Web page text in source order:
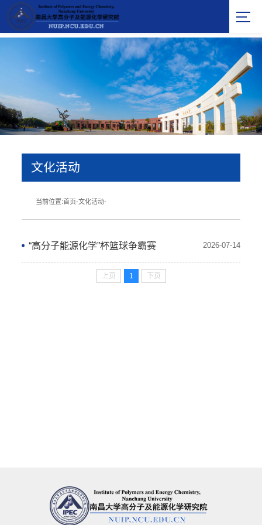
文化活动
当前位置:首页-文化活动-
“高分子能源化学”杯篮球争霸赛 2026-07-14
上页 1 下页